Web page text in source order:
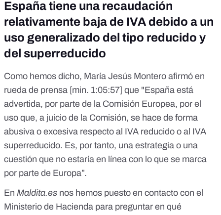
España tiene una recaudación
relativamente baja de IVA debido a un
uso generalizado del tipo reducido y
del superreducido
Como hemos dicho, María Jesús Montero afirmó en
rueda de prensa [min. 1:05:57] que "España está
advertida, por parte de la Comisión Europea, por el
uso que, a juicio de la Comisión, se hace de forma
abusiva o excesiva respecto al IVA reducido o al IVA
superreducido. Es, por tanto, una estrategia o una
cuestión que no estaría en línea con lo que se marca
por parte de Europa”.
En Maldita.es nos hemos puesto en contacto con el
Ministerio de Hacienda para preguntar en qué